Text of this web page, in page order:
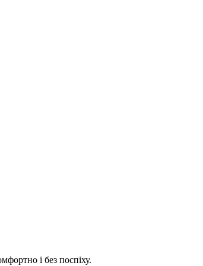
і без поспіху.